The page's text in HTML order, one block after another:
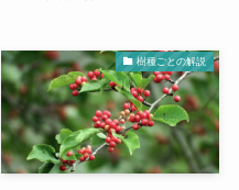
樹種ごとの解説